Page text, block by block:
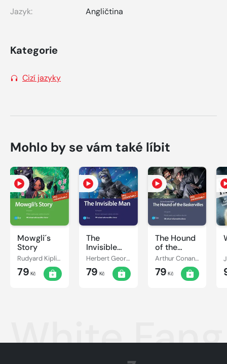
Jazyk:
Angličtina
Kategorie
Cizí jazyky
Mohlo by se vám také líbit
Mowgli´s
Story
Rudyard Kipling, Dana Olšovská
79 Kč
The
Invisible
Man
Herbert George Wells, Dana Olšovská
79 Kč
The Hound
of the
BaskervillesArthur Conan Doyle, Dana Olšovská
79 Kč
White Fang